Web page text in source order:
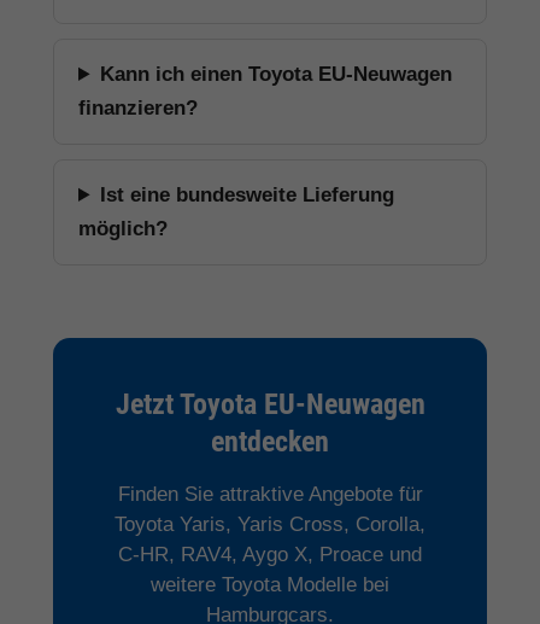
Kann ich einen Toyota EU-Neuwagen
finanzieren?
Ist eine bundesweite Lieferung
möglich?
Jetzt Toyota EU-Neuwagen
entdecken
Finden Sie attraktive Angebote für
Toyota Yaris, Yaris Cross, Corolla,
C-HR, RAV4, Aygo X, Proace und
weitere Toyota Modelle bei
Hamburgcars.